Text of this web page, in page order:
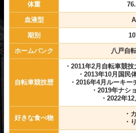
体重
血液型
期別
ホームバンク 八戸自
自転車競技歴
・2011年2月自転車競
・2013年10月国民
・2016年4月ルーキ
・2019年ナシ
・2022年
好きな食べ物
・
・